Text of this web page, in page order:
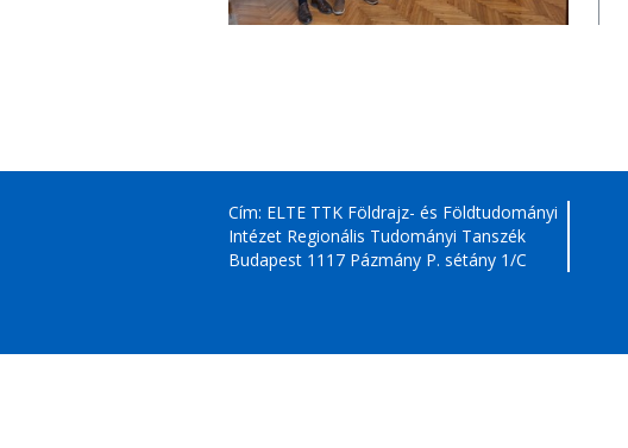
Cím: ELTE TTK Földrajz- és Földtudományi
Intézet Regionális Tudományi Tanszék
Budapest 1117 Pázmány P. sétány 1/C